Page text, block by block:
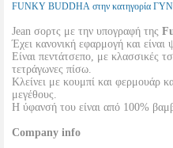
FUNKY BUDDHA στην κατηγορία
Jean σορτς με την υπογραφή της
Έχει κανονική εφαρμογή και είναι
Είναι πεντάτσεπο, με κλασσικές
τετράγωνες πίσω.
Κλείνει με κουμπί και φερμουάρ
μεγέθους.
Η ύφανσή του είναι από 100%
Company info